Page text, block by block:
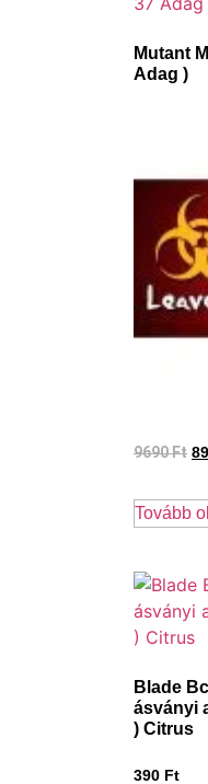
Mutant
Adag )
9690Ft
Tovább
Blade
ásványi
) Citrus
390 Ft